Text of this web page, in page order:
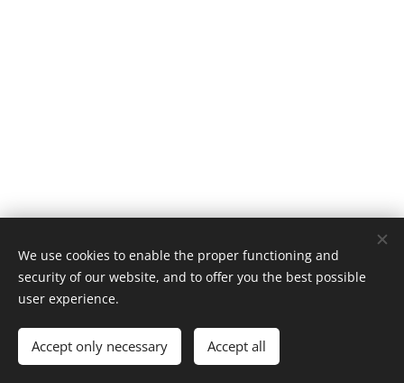
© 2025 Minden jog fenntartva
Csodás Csokrok
Kiss Virág EV.
Sütik
We use cookies to enable the proper functioning and
security of our website, and to offer you the best possible
user experience.
Accept only necessary Accept all